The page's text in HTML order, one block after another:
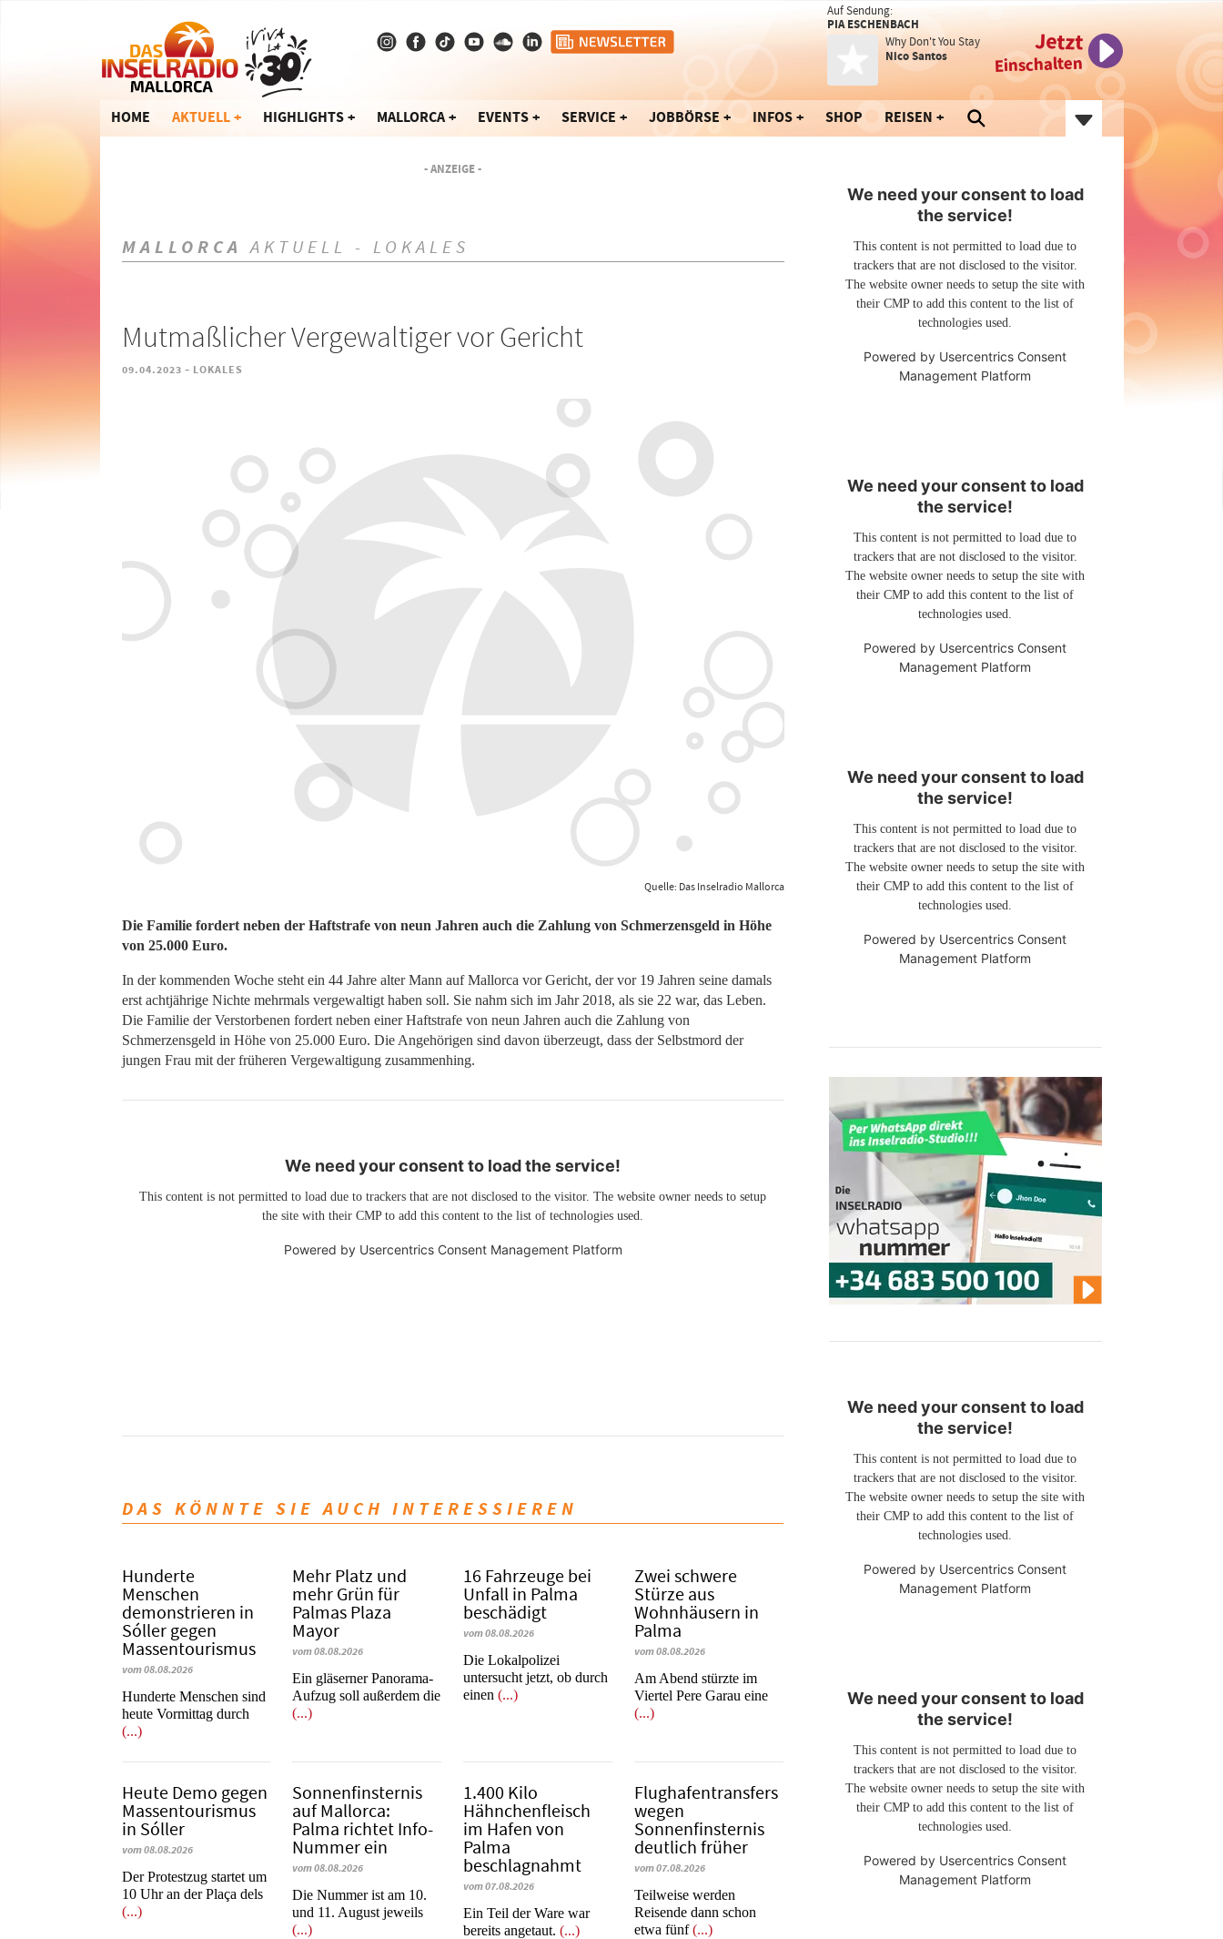
Auf Sendung:
PIA ESCHENBACH
Why Don't You Stay
Nico Santos
Jetzt
Einschalten
HOME AKTUELL HIGHLIGHTS MALLORCA EVENTS SERVICE JOBBÖRSE INFOS SHOP REISEN
- ANZEIGE -
MALLORCA AKTUELL - LOKALES
Mutmaßlicher Vergewaltiger vor Gericht
09.04.2023 - LOKALES
Quelle: Das Inselradio Mallorca
Die Familie fordert neben der Haftstrafe von neun Jahren auch die Zahlung von Schmerzensgeld in Höhe
von 25.000 Euro.
In der kommenden Woche steht ein 44 Jahre alter Mann auf Mallorca vor Gericht, der vor 19 Jahren seine damals
erst achtjährige Nichte mehrmals vergewaltigt haben soll. Sie nahm sich im Jahr 2018, als sie 22 war, das Leben.
Die Familie der Verstorbenen fordert neben einer Haftstrafe von neun Jahren auch die Zahlung von
Schmerzensgeld in Höhe von 25.000 Euro. Die Angehörigen sind davon überzeugt, dass der Selbstmord der
jungen Frau mit der früheren Vergewaltigung zusammenhing.
We need your consent to load the service!
This content is not permitted to load due to trackers that are not disclosed to the visitor. The website owner needs to setup
the site with their CMP to add this content to the list of technologies used.
Powered by Usercentrics Consent Management Platform
DAS KÖNNTE SIE AUCH INTERESSIEREN
Hunderte
Menschen
demonstrieren in
Sóller gegen
Massentourismus
vom 08.08.2026
Hunderte Menschen sind
heute Vormittag durch
(...)
Mehr Platz und
mehr Grün für
Palmas Plaza
Mayor
vom 08.08.2026
Ein gläserner Panorama-
Aufzug soll außerdem die
(...)
16 Fahrzeuge bei
Unfall in Palma
beschädigt
vom 08.08.2026
Die Lokalpolizei
untersucht jetzt, ob durch
einen(...)
Zwei schwere
Stürze aus
Wohnhäusern in
Palma
vom 08.08.2026
Am Abend stürzte im
Viertel Pere Garau eine
(...)
Heute Demo gegen
Massentourismus
in Sóller
vom 08.08.2026
Der Protestzug startet um
10 Uhr an der Plaça dels
(...)
Sonnenfinsternis
auf Mallorca:
Palma richtet Info-
Nummer ein
vom 08.08.2026
Die Nummer ist am 10.
und 11. August jeweils
(...)
1.400 Kilo
Hähnchenfleisch
im Hafen von
Palma
beschlagnahmt
vom 07.08.2026
​​​​​​​Ein Teil der Ware war
bereits angetaut.(...)
Flughafentransfers
wegen
Sonnenfinsternis
deutlich früher
vom 07.08.2026
Teilweise werden
Reisende dann schon
etwa fünf(...)
We need your consent to load
the service!
This content is not permitted to load due to
trackers that are not disclosed to the visitor.
The website owner needs to setup the site with
their CMP to add this content to the list of
technologies used.
Powered by Usercentrics Consent
Management Platform
We need your consent to load
the service!
This content is not permitted to load due to
trackers that are not disclosed to the visitor.
The website owner needs to setup the site with
their CMP to add this content to the list of
technologies used.
Powered by Usercentrics Consent
Management Platform
We need your consent to load
the service!
This content is not permitted to load due to
trackers that are not disclosed to the visitor.
The website owner needs to setup the site with
their CMP to add this content to the list of
technologies used.
Powered by Usercentrics Consent
Management Platform
We need your consent to load
the service!
This content is not permitted to load due to
trackers that are not disclosed to the visitor.
The website owner needs to setup the site with
their CMP to add this content to the list of
technologies used.
Powered by Usercentrics Consent
Management Platform
We need your consent to load
the service!
This content is not permitted to load due to
trackers that are not disclosed to the visitor.
The website owner needs to setup the site with
their CMP to add this content to the list of
technologies used.
Powered by Usercentrics Consent
Management Platform